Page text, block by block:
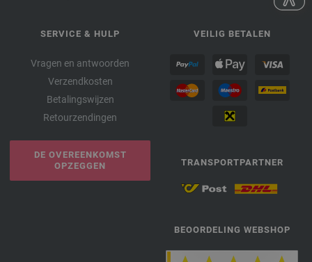
SERVICE & HULP
Vragen en antwoorden
Verzendkosten
Betalingswijzen
Retourzendingen
DE OVEREENKOMST
OPZEGGEN
VEILIG BETALEN
TRANSPORTPARTNER
BEOORDELING WEBSHOP